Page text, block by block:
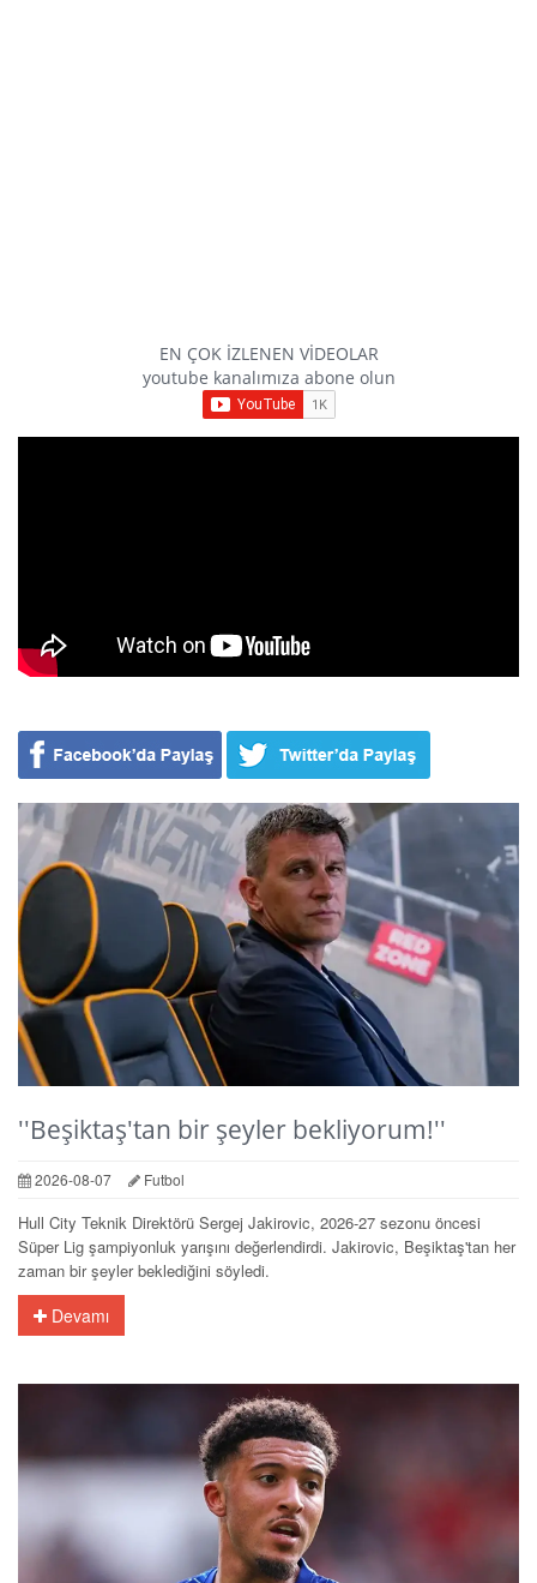
EN ÇOK İZLENEN VİDEOLAR
youtube kanalımıza abone olun
''Beşiktaş'tan bir şeyler bekliyorum!''
2026-08-07 Futbol
Hull City Teknik Direktörü Sergej Jakirovic, 2026-27 sezonu öncesi
Süper Lig şampiyonluk yarışını değerlendirdi. Jakirovic, Beşiktaş'tan her
zaman bir şeyler beklediğini söyledi.
Devamı